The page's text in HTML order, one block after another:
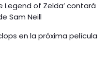
Legend of Zelda’ contará
Sam Neill
en la próxima película